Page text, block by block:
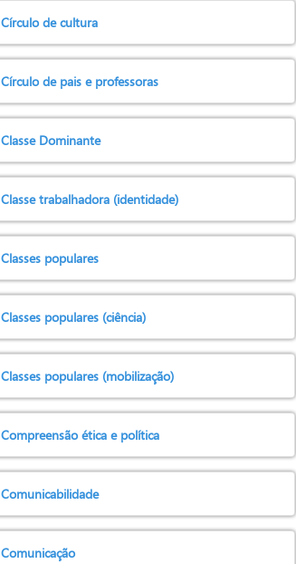
Círculo de cultura
Círculo de pais e professoras
Classe Dominante
Classe trabalhadora (identidade)
Classes populares
Classes populares (ciência)
Classes populares (mobilização)
Compreensão ética e política
Comunicabilidade
Comunicação